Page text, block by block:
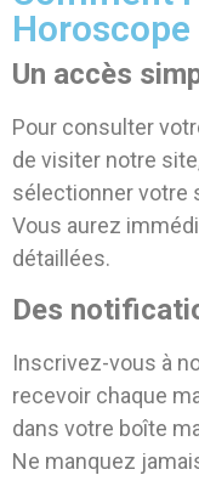
Horoscope
Un accès
Pour consulter
de visiter notre
sélectionner votre
Vous aurez
détaillées.
Des
Inscrivez-vous à
recevoir chaque
dans votre boîte
Ne manquez